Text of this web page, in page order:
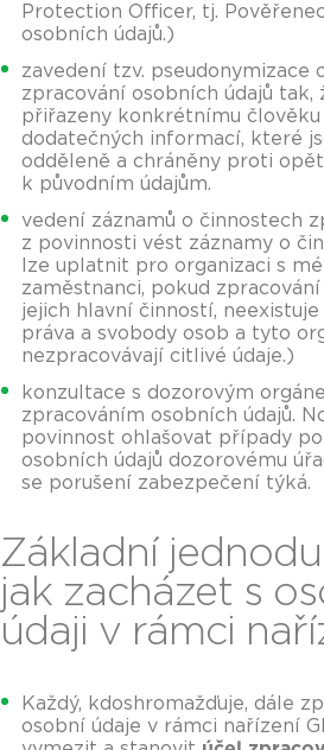
Protection Officer, tj.
osobních údajů.)
zavedení tzv. pseudonymizace
zpracování osobních údajů tak,
přiřazeny konkrétnímu
dodatečných informací, které
odděleně a chráněny proti
k původním údajům.
vedení záznamů o činnostech
z povinnosti vést záznamy o
lze uplatnit pro organizaci s
zaměstnanci, pokud
jejich hlavní činností,
práva a svobody osob a tyto
nezpracovávají citlivé údaje.)
konzultace s dozorovým
zpracováním osobních údajů.
povinnost ohlašovat případy
osobních údajů dozorovému
se porušení zabezpečení týká.
Základní
jak zacházet s
údaji v rámci
Každý, kdoshromažďuje, dále
osobní údaje v rámci nařízení